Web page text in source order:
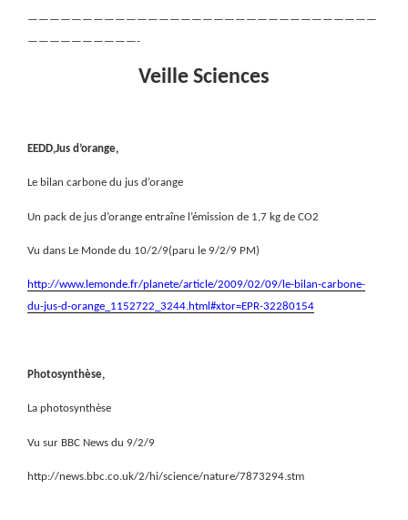
————————————————————————————————
——————————-
Veille Sciences
EEDD,Jus d’orange,
Le bilan carbone du jus d’orange
Un pack de jus d’orange entraîne l’émission de 1,7 kg de CO2
Vu dans Le Monde du 10/2/9(paru le 9/2/9 PM)
http://www.lemonde.fr/planete/article/2009/02/09/le-bilan-carbone-
du-jus-d-orange_1152722_3244.html#xtor=EPR-32280154
Photosynthèse,
La photosynthèse
Vu sur BBC News du 9/2/9
http://news.bbc.co.uk/2/hi/science/nature/7873294.stm